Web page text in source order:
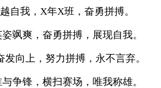
我，X年X班，奋勇拼搏。
爽，奋勇拼搏，展现自我。
向上，努力拼搏，永不言弃。
锋，横扫赛场，唯我称雄。